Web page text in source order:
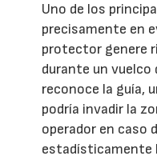
Uno de los
precisamente en
protector genere
durante un
reconoce la guía,
podría invadir la
operador en caso
estadísticamente